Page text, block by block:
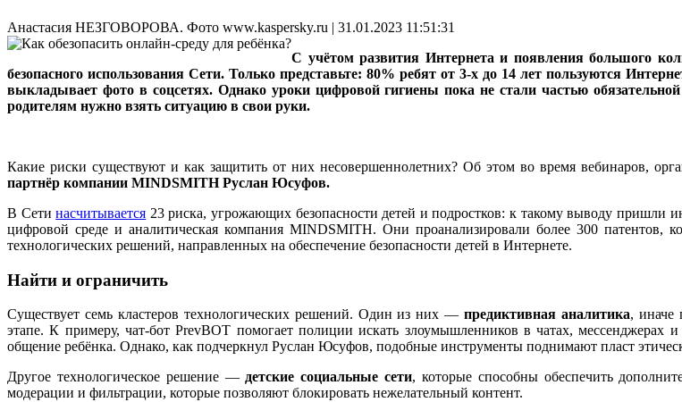
Анастасия НЕЗГОВОРОВА. Фото www.kaspersky.ru | 31.01.2023 11:51:31
С учётом развития Интернета и появления большого
безопасного использования Сети. Только представьте: 80% ребят от 3-х до 14 лет пользуются
выкладывает фото в соцсетях. Однако уроки цифровой гигиены пока не стали частью
родителям нужно взять ситуацию в свои руки.
Какие риски существуют и как защитить от них несовершеннолетних? Об этом во время вебинаров,
партнёр компании MINDSMITH Руслан Юсуфов.
В Сетинасчитывается 23 риска, угрожающих безопасности детей и подростков: к такому выводу пришли
цифровой среде и аналитическая компания MINDSMITH. Они проанализировали более 300
технологических решений, направленных на обеспечение безопасности детей в Интернете.
Найти и ограничить
Существует семь кластеров технологических решений. Один из них —предиктивная аналитика, иначе
этапе. К примеру, чат-бот PrevBOT помогает полиции искать злоумышленников в чатах,
общение ребёнка. Однако, как подчеркнул Руслан Юсуфов, подобные инструменты поднимают пласт
Другое технологическое решение — детские социальные сети, которые способны обеспечить
модерации и фильтрации, которые позволяют блокировать нежелательный контент.